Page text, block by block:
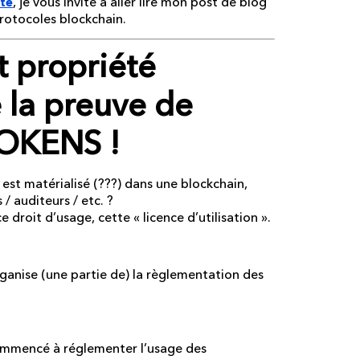
blockchain.
propriété
preuve de
!
matérialisé (???) dans une blockchain,
/ auditeurs / etc. ?
d’usage, cette « licence d’utilisation ».
(une partie de) la règlementation des
à réglementer l’usage des